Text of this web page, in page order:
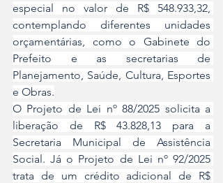
especial no valor de R$ 548.933,32,
contemplando diferentes unidades
orçamentárias, como o Gabinete do
Prefeito e as secretarias de
Planejamento, Saúde, Cultura, Esportes
e Obras.
O Projeto de Lei nº 88/2025 solicita a
liberação de R$ 43.828,13 para a
Secretaria Municipal de Assistência
Social. Já o Projeto de Lei nº 92/2025
trata de um crédito adicional de R$